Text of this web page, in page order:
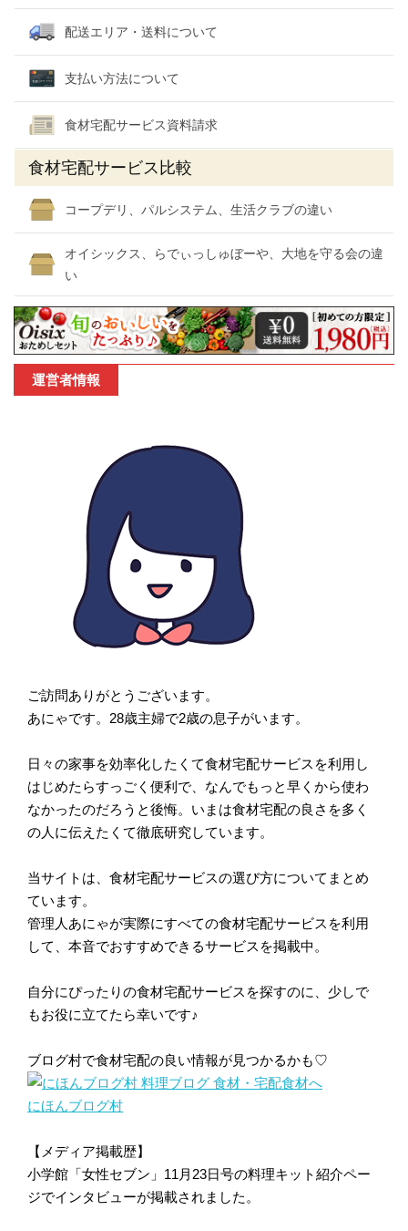
配送エリア・送料について
支払い方法について
食材宅配サービス資料請求
食材宅配サービス比較
コープデリ、パルシステム、生活クラブの違い
オイシックス、らでぃっしゅぼーや、大地を守る会の違
い
運営者情報
ご訪問ありがとうございます。
あにゃです。28歳主婦で2歳の息子がいます。
日々の家事を効率化したくて食材宅配サービスを利用し
はじめたらすっごく便利で、なんでもっと早くから使わ
なかったのだろうと後悔。いまは食材宅配の良さを多く
の人に伝えたくて徹底研究しています。
当サイトは、食材宅配サービスの選び方についてまとめ
ています。
管理人あにゃが実際にすべての食材宅配サービスを利用
して、本音でおすすめできるサービスを掲載中。
自分にぴったりの食材宅配サービスを探すのに、少しで
もお役に立てたら幸いです♪
ブログ村で食材宅配の良い情報が見つかるかも♡
にほんブログ村
【メディア掲載歴】
小学館「女性セブン」11月23日号の料理キット紹介ペー
ジでインタビューが掲載されました。